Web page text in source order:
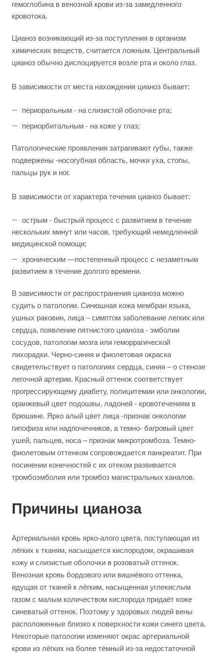
гемоглобина в венозной крови из-за замедленного
кровотока.
Цианоз возникающий из-за поступления в организм
химических веществ, считается ложным. Центральный
цианоз обычно дислоцируется возле рта и около глаз.
В зависимости от места нахождения цианоз бывает:
периоральным - на слизистой оболочке рта;
периорбитальным - на коже у глаз;
Патологические проявления затрагивают губы, также
подвержены -носогубная область, мочки уха, стопы,
пальцы рук и ног.
В зависимости от характера течения цианоз бывает:
острым - быстрый процесс с развитием в течение
нескольких минут или часов, требующий немедленной
медицинской помощи;
хроническим —постепенный процесс с незаметным
развитием в течение долгого времени.
В зависимости от распространения цианоза можно
судить о патологии. Синюшная кожа мембран языка,
ушных раковин, лица – симптом заболевание легких или
сердца, появление пятнистого цианоза - эмболии
сосудов, патологии мозга или геморрагической
лихорадки. Черно-синяя и фиолетовая окраска
свидетельствует о патологиях сердца, синяя – о стенозе
легочной артерии. Красный оттенок соответствует
прогрессирующему диабету, полицитемии или онкологии,
оранжевый цвет подошвы, ладоней - кровотечениям в
брюшине. Ярко алый цвет лица -признак онкологии
гипофиза или надпочечников, а темно- багровый цвет
ушей, пальцев, носа – признак микротромбоза. Темно-
фиолетовым оттенком сопровождается панкреатит. При
посинении конечностей с их отеком развивается
тромбоэмболия или тромбоз магистральных каналов.
Причины цианоза
Артериальная кровь ярко-алого цвета, поступающая из
лёгких к тканям, насыщается кислородом, окрашивая
кожу и слизистые оболочки в розоватый оттенок.
Венозная кровь бордового или вишнёвого оттенка,
идущая от тканей к лёгким, насыщенная углекислым
газом с малым количеством кислорода придаёт коже
синеватый оттенок. Поэтому у здоровых людей вены
расположенные близко к поверхности кожи синего цвета.
Некоторые патологии изменяют окрас артериальной
крови из лёгких на более тёмный из-за недостаточной